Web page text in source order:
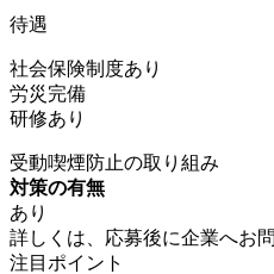
待遇
社会保険制度あり
労災完備
研修あり
受動喫煙防止の取り組み
対策の有無
あり
詳しくは、応募後に企業へお
注目ポイント